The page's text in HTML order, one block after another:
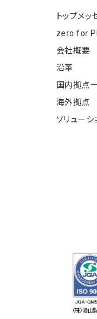
トップメッ
zero for
会社概要
沿⾰
国内拠点
海外拠点
ソリューシ
（株）湯山